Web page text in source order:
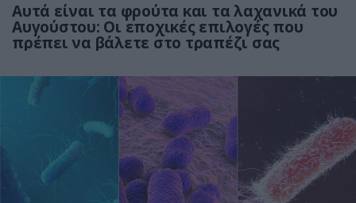
Αυτά είναι τα φρούτα και τα λαχανικά του
Αυγούστου: Οι εποχικές επιλογές που
πρέπει να βάλετε στο τραπέζι σας